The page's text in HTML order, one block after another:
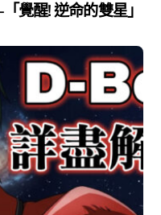
覺醒! 逆命的雙星」